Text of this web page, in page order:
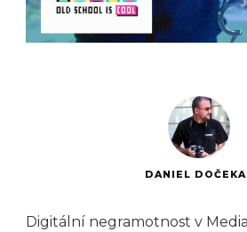
DANIEL
Digitální negramotnost v